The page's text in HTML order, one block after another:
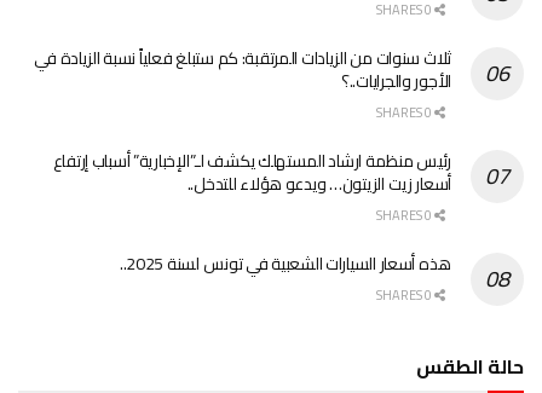
ثلاث سنوات من الزيادات المرتقبة: كم ستبلغ فعلياً نسبة الزيادة في
الأجور والجرايات..؟
رئيس منظمة ارشاد المستهلك يكشف لـ”الإخبارية” أسباب إرتفاع
أسعار زيت الزيتون… ويدعو هؤلاء للتدخل..
هذه أسعار السيارات الشعبية في تونس لسنة 2025..
حالة الطقس